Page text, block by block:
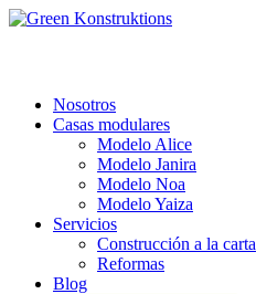
Nosotros
Casas modulares
Modelo Alice
Modelo Janira
Modelo Noa
Modelo Yaiza
Servicios
Construcción a la carta
Reformas
Blog